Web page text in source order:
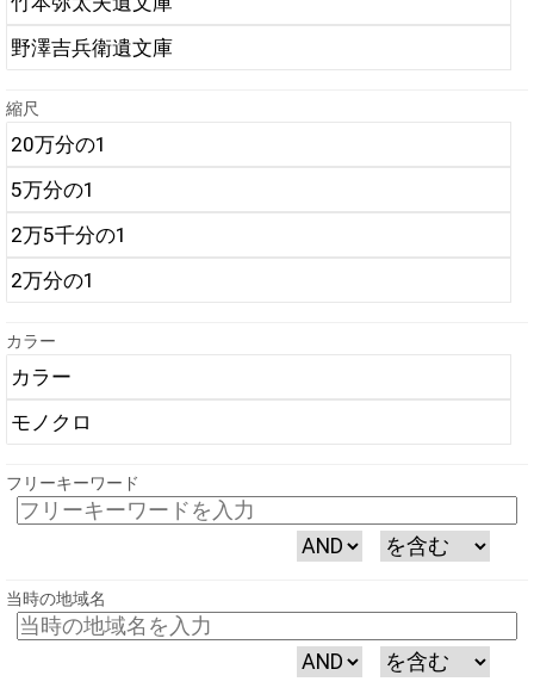
縮尺
カラー
フリーキーワード
当時の地域名